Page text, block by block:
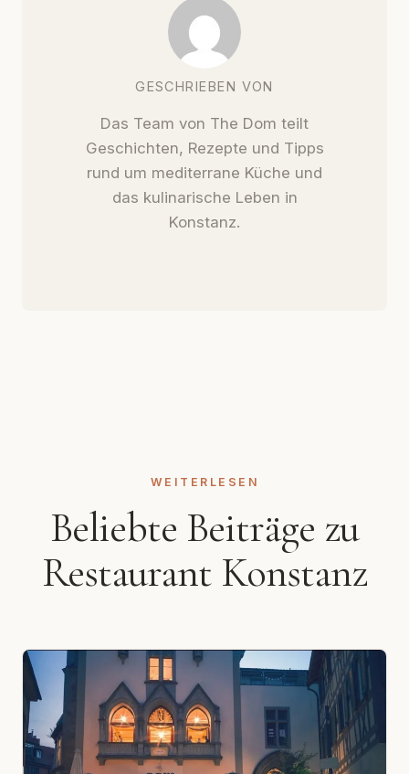
GESCHRIEBEN VON
Das Team von The Dom teilt
Geschichten, Rezepte und Tipps
rund um mediterrane Küche und
das kulinarische Leben in
Konstanz.
WEITERLESEN
Beliebte Beiträge zu
Restaurant Konstanz